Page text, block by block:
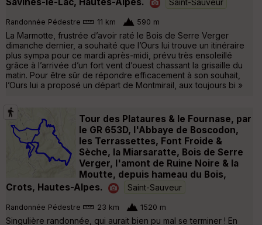
Randonnée Pédestre 11 km 590 m
La Marmotte, frustrée d’avoir raté le Bois de Serre Verger
dimanche dernier, a souhaité que l’Ours lui trouve un itinéraire
plus sympa pour ce mardi après-midi, prévu très ensoleillé
grâce à l’arrivée d’un fort vent d’ouest chassant la grisaille du
matin. Pour être sûr de répondre efficacement à son souhait,
l’Ours lui a proposé un départ de Montmirail, aux toujours bi »
Tour des Plataures & le Fournase, par
le GR 653D, l'Abbaye de Boscodon,
les Terrassettes, Font Froide &
Sèche, la Miarsaratte, Bois de Serre
Verger, l'amont de Ruine Noire & la
Moutte, depuis hameau du Bois,
Crots, Hautes-Alpes.
Saint-Sauveur
Randonnée Pédestre 23 km 1520 m
Singulière randonnée, qui aurait bien pu mal se terminer ! En